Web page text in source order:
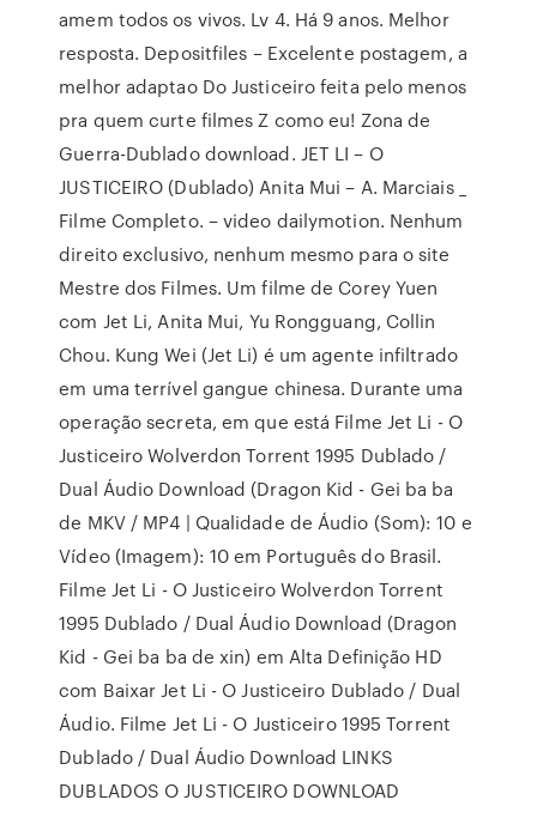
amem todos os vivos. Lv 4. Há 9 anos. Melhor
resposta. Depositfiles – Excelente postagem, a
melhor adaptao Do Justiceiro feita pelo menos
pra quem curte filmes Z como eu! Zona de
Guerra-Dublado download. JET LI – O
JUSTICEIRO (Dublado) Anita Mui – A. Marciais _
Filme Completo. – video dailymotion. Nenhum
direito exclusivo, nenhum mesmo para o site
Mestre dos Filmes. Um filme de Corey Yuen
com Jet Li, Anita Mui, Yu Rongguang, Collin
Chou. Kung Wei (Jet Li) é um agente infiltrado
em uma terrível gangue chinesa. Durante uma
operação secreta, em que está Filme Jet Li - O
Justiceiro Wolverdon Torrent 1995 Dublado /
Dual Áudio Download (Dragon Kid - Gei ba ba
de MKV / MP4 | Qualidade de Áudio (Som): 10 e
Vídeo (Imagem): 10 em Português do Brasil.
Filme Jet Li - O Justiceiro Wolverdon Torrent
1995 Dublado / Dual Áudio Download (Dragon
Kid - Gei ba ba de xin) em Alta Definição HD
com Baixar Jet Li - O Justiceiro Dublado / Dual
Áudio. Filme Jet Li - O Justiceiro 1995 Torrent
Dublado / Dual Áudio Download LINKS
DUBLADOS O JUSTICEIRO DOWNLOAD